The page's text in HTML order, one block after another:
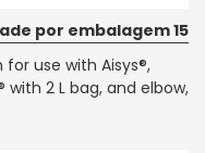
por embalagem 15
use with Aisys®,
2 L bag, and elbow,